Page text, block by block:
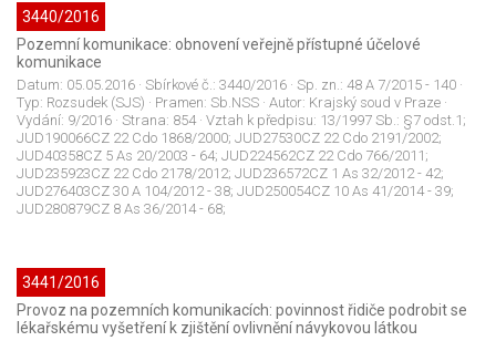
3440/2016
Pozemní komunikace: obnovení veřejně přístupné účelové
komunikace
Datum: 05.05.2016 · Sbírkové č.: 3440/2016 · Sp. zn.: 48 A 7/2015 - 140 ·
Typ: Rozsudek (SJS) · Pramen: Sb.NSS · Autor: Krajský soud v Praze ·
Vydání: 9/2016 · Strana: 854· Vztah k předpisu: 13/1997 Sb.: §7 odst.1;
JUD190066CZ 22 Cdo 1868/2000; JUD27530CZ 22 Cdo 2191/2002;
JUD40358CZ 5 As 20/2003 - 64; JUD224562CZ 22 Cdo 766/2011;
JUD235923CZ 22 Cdo 2178/2012; JUD236572CZ 1 As 32/2012 - 42;
JUD276403CZ 30 A 104/2012 - 38; JUD250054CZ 10 As 41/2014 - 39;
JUD280879CZ 8 As 36/2014 - 68;
3441/2016
Provoz na pozemních komunikacích: povinnost řidiče podrobit se
lékařskému vyšetření k zjištění ovlivnění návykovou látkou